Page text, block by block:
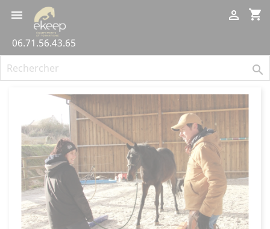
 shopping_cart

06.71.56.43.65

Panneau de gestion des cookies